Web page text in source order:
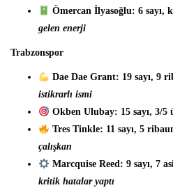
Ömercan İlyasoğlu: 6 sayı,
gelen enerji
Trabzonspor
Dae Dae Grant: 19 sayı, 9
istikrarlı ismi
Okben Ulubay: 15 sayı, 3/5
Tres Tinkle: 11 sayı, 5
çalışkan
Marcquise Reed: 9 sayı, 7
kritik hatalar yaptı